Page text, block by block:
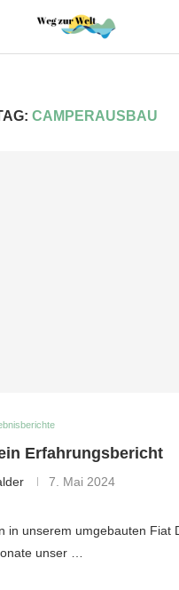
CAMPERAUSBAU
Erfahrungsbericht
7. Mai 2024
in unserem umgebauten Fiat
unser …